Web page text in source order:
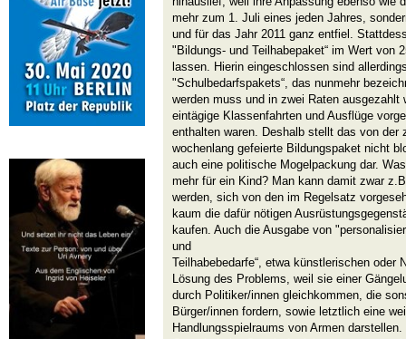
mehr zum 1. Juli eines jeden Jahres,
und für das Jahr 2011 ganz entfiel.
"Bildungs- und Teilhabepaket“ im Wert von
lassen. Hierin eingeschlossen sind
"Schulbedarfspakets“, das nunmehr
werden muss und in zwei Raten ausgezahlt
eintägige Klassenfahrten und Ausflüge
enthalten waren. Deshalb stellt das von der
wochenlang gefeierte Bildungspaket nicht
auch eine politische Mogelpackung dar.
mehr für ein Kind? Man kann damit zwar
werden, sich von den im Regelsatz
kaum die dafür nötigen
kaufen. Auch die Ausgabe von
und
Teilhabebedarfe“, etwa künstlerischen oder
Lösung des Problems, weil sie einer
durch Politiker/innen gleichkommen, die
Bürger/innen fordern, sowie letztlich eine
Handlungsspielraums von Armen